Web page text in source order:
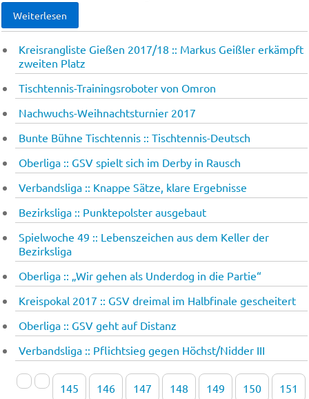
Weiterlesen
Kreisrangliste Gießen 2017/18 :: Markus Geißler erkämpft
zweiten Platz
Tischtennis-Trainingsroboter von Omron
Nachwuchs-Weihnachtsturnier 2017
Bun­te Büh­ne Tisch­ten­nis :: Tisch­ten­nis-Deutsch
Oberliga :: GSV spielt sich im Der­by in Rausch
Verbandsliga :: Knap­pe Sät­ze, kla­re Er­geb­nis­se
Bezirksliga :: Punktepolster ausgebaut
Spielwoche 49 :: Le­bens­zei­chen aus dem Kel­ler der
Bezirksliga
Oberliga :: „Wir ge­hen als Un­der­dog in die Par­tie“
Kreispokal 2017 :: GSV dreimal im Halbfinale gescheitert
Oberliga :: GSV geht auf Dis­tanz
Verbandsliga :: Pflichtsieg gegen Höchst/Nidder III
145 146 147 148 149 150 151